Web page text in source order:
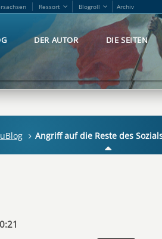
Ressort Blogroll Archiv
DER AUTOR DIE SEITEN
Angriff auf die Reste des
Ressort Blogroll Archiv
DER AUTOR DIE SEITEN